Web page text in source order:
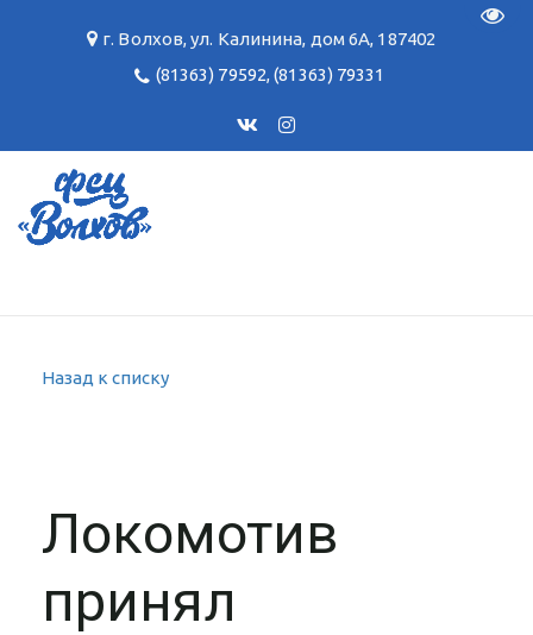
г. Волхов,ул. Калинина, дом 6А, 187402
(81363) 79592,(81363) 79331
Назад к списку
Локомотив
принял